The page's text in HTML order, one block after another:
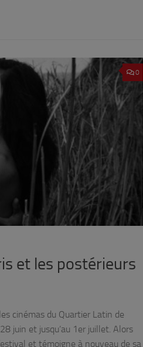
0
et les postérieurs
cinémas du Quartier Latin de
juin et jusqu’au 1er juillet. Alors
et témoigne à nouveau de sa